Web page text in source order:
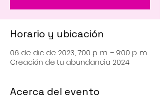
Horario y ubicación
06 de dic de 2023, 7:00 p. m. – 9:00 p. m.
Creación de tu abundancia 2024
Acerca del evento